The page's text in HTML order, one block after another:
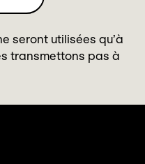
seront utilisées qu’à
transmettons pas à